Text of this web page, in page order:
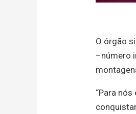
O órgão
–número
“Para